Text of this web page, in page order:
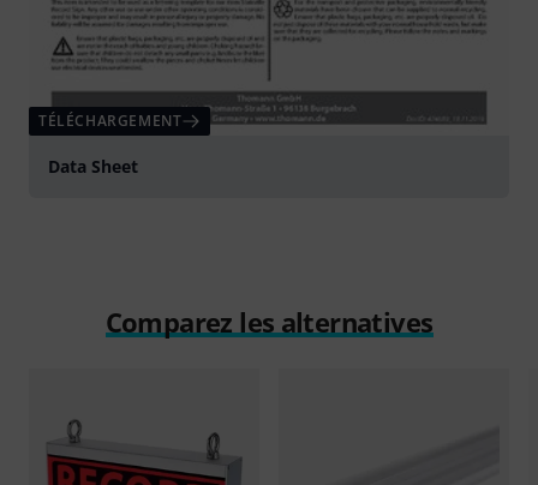
TÉLÉCHARGEMENT
Data Sheet
Comparez les alternatives